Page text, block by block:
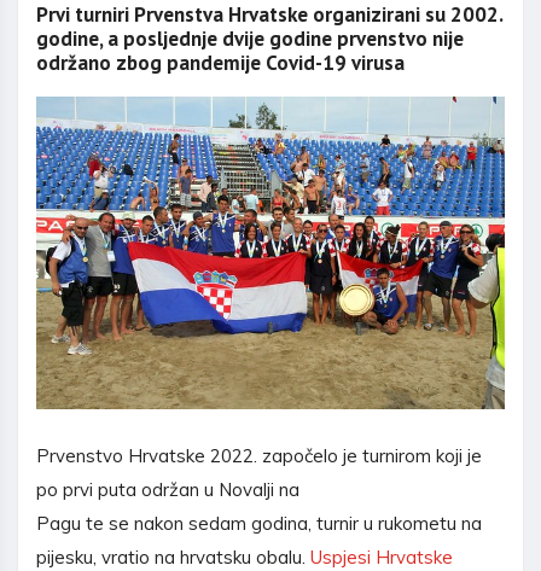
Prvi turniri Prvenstva Hrvatske organizirani su 2002.
godine, a posljednje dvije godine prvenstvo nije
održano zbog pandemije Covid-19 virusa
Prvenstvo Hrvatske 2022. započelo je turnirom koji je
po prvi puta održan u Novalji na
Pagu te se nakon sedam godina, turnir u rukometu na
pijesku, vratio na hrvatsku obalu. Uspjesi Hrvatske